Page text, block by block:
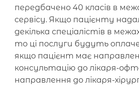
передбачено 40 класів в
сервісу. Якщо пацієнту
декілька спеціалістів в
то ці послуги будуть
якщо пацієнт має
консультацію до лікаря-
направлення до лікаря-